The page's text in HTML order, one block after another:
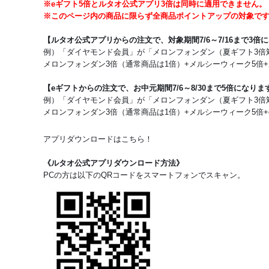
※eギフト5倍とルタオ公式アプリ3倍は同時に適用できません。
※このページ内の商品に限らず全商品ポイントアップの対象で
【ルタオ公式アプリからの注文で、対象期間7/6～7/16まで3倍
例）「ダイヤモンド会員」が「メロンフォンダン（夏ギフト3
メロンフォンダン3倍（通常商品は1倍）+メルシーウィーク5
【eギフトからの注文で、お中元期間7/6～8/30まで5倍になりま
例）「ダイヤモンド会員」が「メロンフォンダン（夏ギフト3
メロンフォンダン3倍（通常商品は1倍）+メルシーウィーク5倍
アプリダウンロードはこちら！
《ルタオ公式アプリダウンロード方法》
PCの方は以下のQRコードをスマートフォンでスキャン。